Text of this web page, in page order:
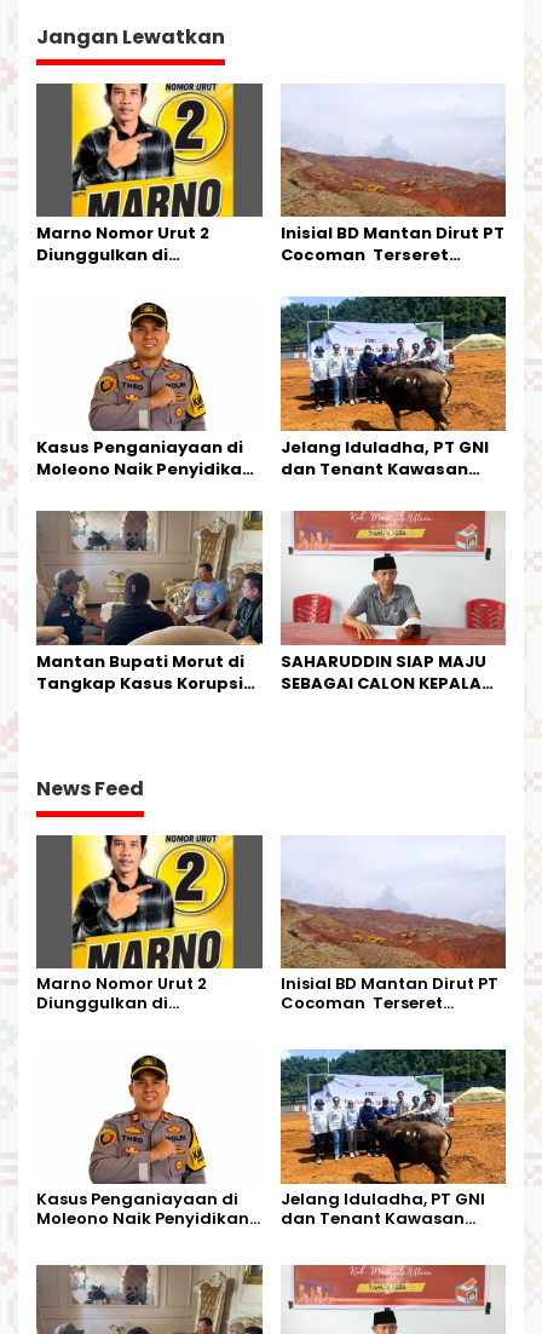
a
s
s
Jangan Lewatkan
Marno Nomor Urut 2
Diunggulkan di
Kesederhanaannya Jadi
Harapan Warga
Inisial BD Mantan Dirut PT
Cocoman Terseret
Tata Kelola Tambang
Kalimantan Barat
Kasus Penganiayaan di
Moleono Naik Penyidikan,
Kesempatan Terakhir
Jelang Iduladha, PT GNI
dan Tenant Kawasan
Kurban
Mantan Bupati Morut di
Tangkap Kasus Korupsi
SAHARUDDIN SIAP MAJU
SEBAGAI CALON KEPALA
News Feed
Marno Nomor Urut 2
Diunggulkan di
Harapan Warga
Inisial BD Mantan Dirut PT
Cocoman Terseret
Kalimantan Barat
Kasus Penganiayaan di
Moleono Naik Penyidikan,
Jelang Iduladha, PT GNI
dan Tenant Kawasan